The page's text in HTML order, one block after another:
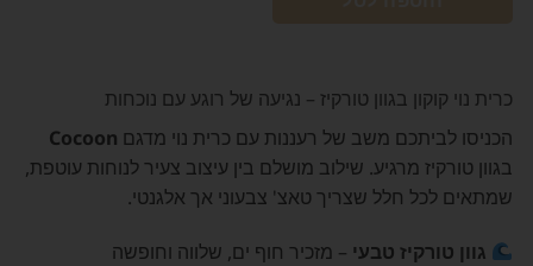
כרית נוי קוקון בגוון טורקיז – נגיעה של רוגע עם נוכחות
הכניסו לביתכם משב של רעננות עם כרית נוי מדגם Cocoon
בגוון טורקיז מרגיע. שילוב מושלם בין עיצוב צעיר לנוחות עוטפת,
שמתאים לכל חלל שצריך טאצ' צבעוני אך אלגנטי.
גוון טורקיז טבעי– מזכיר חוף ים, שלווה וחופשה